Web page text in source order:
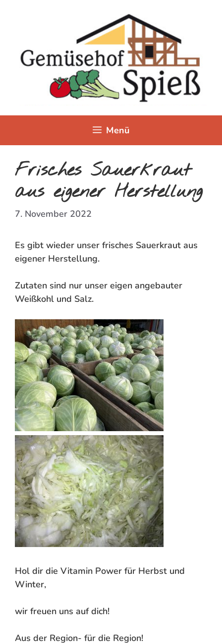
Menü
Frisches Sauerkraut
aus eigener Herstellung
7. November 2022
Es gibt wieder unser frisches Sauerkraut aus
eigener Herstellung.
Zutaten sind nur unser eigen angebauter
Weißkohl und Salz.
Hol dir die Vitamin Power für Herbst und
Winter,
wir freuen uns auf dich!
Aus der Region- für die Region!